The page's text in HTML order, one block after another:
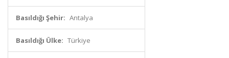
Basıldığı Şehir: Antalya
Basıldığı Ülke: Türkiye